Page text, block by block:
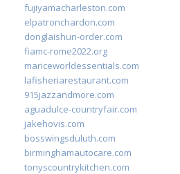
fujiyamacharleston.com
elpatronchardon.com
donglaishun-order.com
fiamc-rome2022.org
mariceworldessentials.com
lafisheriarestaurant.com
915jazzandmore.com
aguadulce-countryfair.com
jakehovis.com
bosswingsduluth.com
birminghamautocare.com
tonyscountrykitchen.com